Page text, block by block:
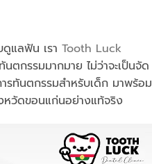
แลฟัน เรา Tooth Luck
ตกรรมมากมาย ไม่ว่าจะเป็นจัด
ทันตกรรมสำหรับเด็ก มาพร้อม
หวัดขอนแก่นอย่างแท้จริง